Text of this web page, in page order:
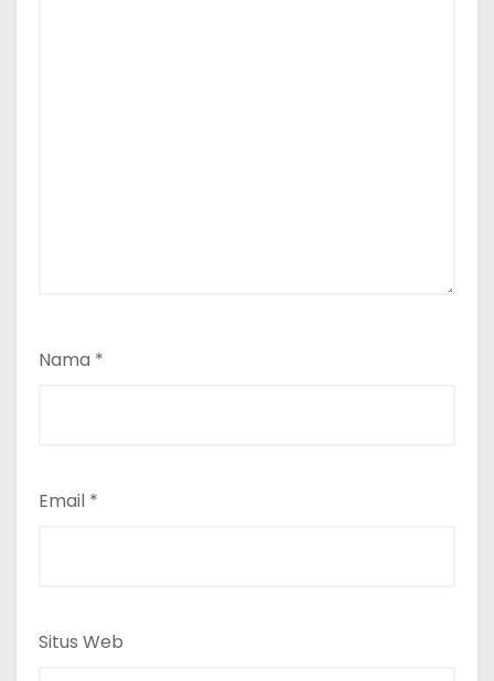
Nama *
Email *
Situs Web